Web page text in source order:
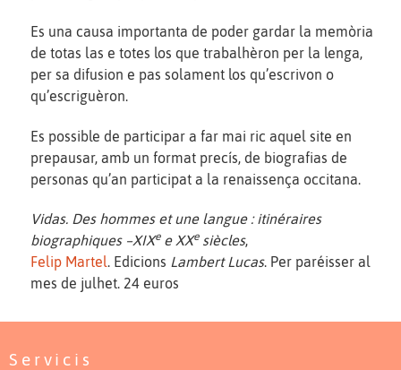
Es una causa importanta de poder gardar la memòria
de totas las e totes los que trabalhèron per la lenga,
per sa difusion e pas solament los qu’escrivon o
qu’escriguèron.
Es possible de participar a far mai ric aquel site en
prepausar, amb un format precís, de biografias de
personas qu’an participat a la renaissença occitana.
Vidas. Des hommes et une langue : itinéraires
biographiques –XIXee XXesiècles,
Felip Martel. Edicions Lambert Lucas. Per paréisser al
mes de julhet. 24 euros
Servicis